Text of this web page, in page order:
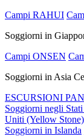
Campi RAHUI
Soggiorni in
Campi ONSEN
Soggiorni in Asia
ESCURSIONI
Soggiorni negli
Uniti (Yellow Stone)
Soggiorni in Islanda